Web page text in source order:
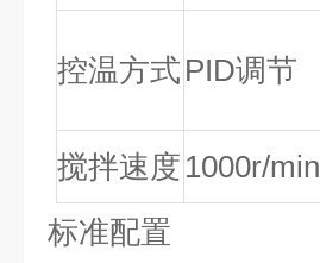
控温方式 PID调节
搅拌速度 1000r/min
标准配置